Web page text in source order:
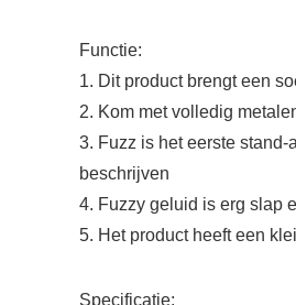
Functie:
1. Dit product brengt een
2. Kom met volledig
3. Fuzz is het eerste stand-
beschrijven
4. Fuzzy geluid is erg slap
5. Het product heeft een
Specificatie: